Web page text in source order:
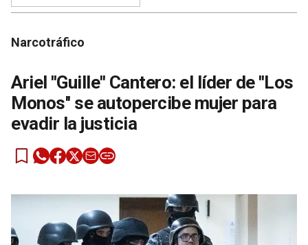
Narcotráfico
Ariel ''Guille'' Cantero: el líder de ''Los
Monos'' se autopercibe mujer para
evadir la justicia